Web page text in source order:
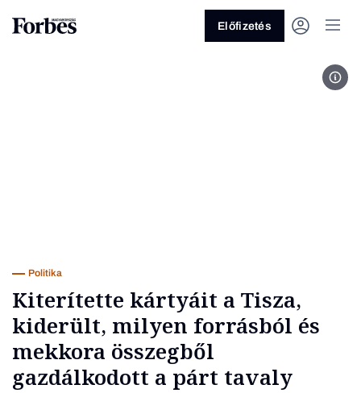
Előfizetés
Politika
Kiterítette kártyáit a Tisza,
kiderült, milyen forrásból és
mekkora összegből
gazdálkodott a párt tavaly